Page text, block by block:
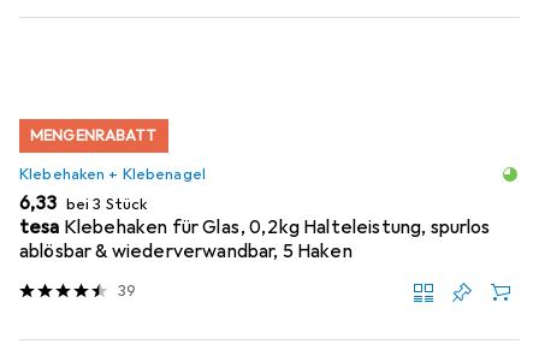
MENGENRABATT
Klebehaken + Klebenagel
EUR
6,33 bei 3 Stück
tesa Klebehaken für Glas, 0,2kg Halteleistung, spurlos
ablösbar & wiederverwandbar, 5 Haken
39